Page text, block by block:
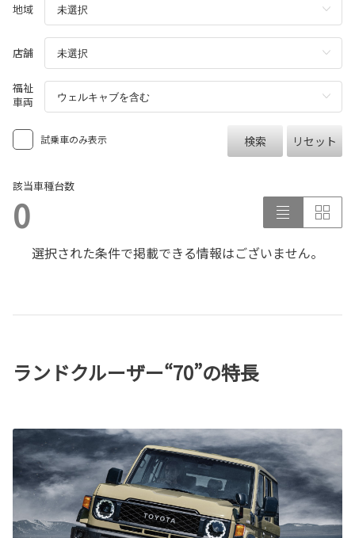
地域
店舗
福祉
車両
試乗車のみ表示 検索 リセット
該当車種台数
0
選択された条件で掲載できる情報はございません。
ランドクルーザー“70”の特長